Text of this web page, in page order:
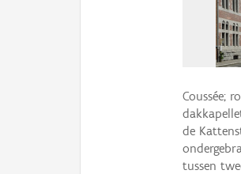
Coussée;
de
tussen